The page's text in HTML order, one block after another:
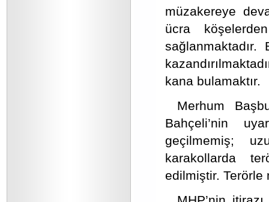
müzakereye
ücra
kana bulamaktır.
Merhum
Bahçeli’nin
geçilmemiş;
karakollarda
edilmiştir. Terörle